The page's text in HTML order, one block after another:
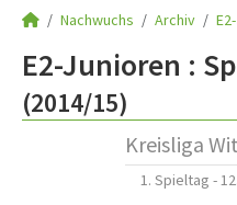
Nachwuchs Archiv
E2-Junioren :
(2014/15)
Kreisliga
1. Spieltag -